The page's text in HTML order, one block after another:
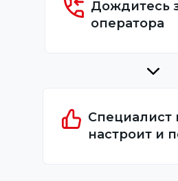
Дождитесь
оператора
Специалист
настроит и